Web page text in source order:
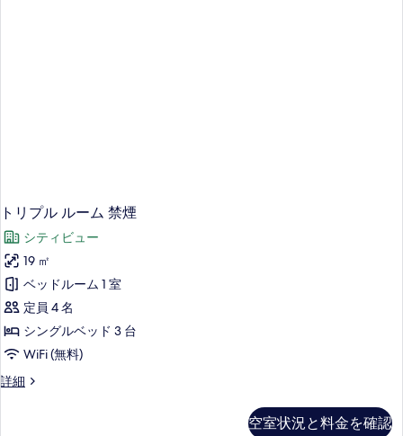
トリプル ルーム 禁煙
シティビュー
19 ㎡
ベッドルーム 1 室
定員 4 名
シングルベッド 3 台
WiFi (無料)
詳細
ト
空室状況と料金を確認